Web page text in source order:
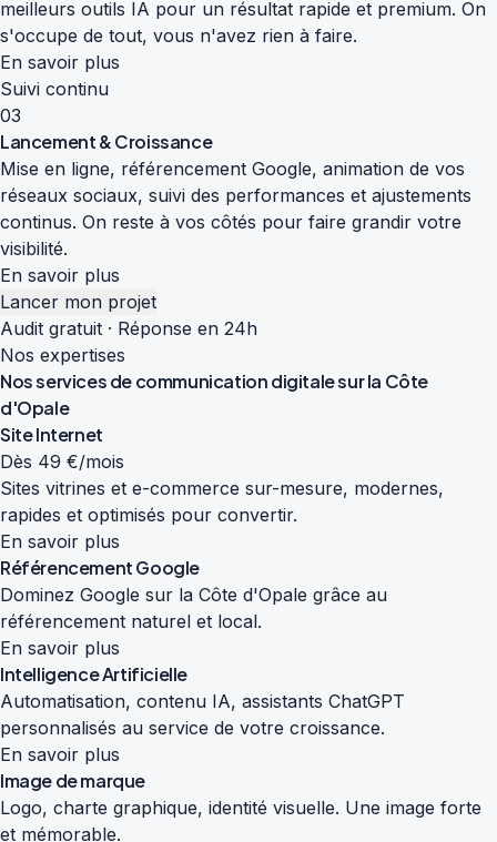
meilleurs outils IA pour un résultat rapide et premium. On
s'occupe de tout, vous n'avez rien à faire.
En savoir plus
Suivi continu
03
Lancement & Croissance
Mise en ligne, référencement Google, animation de vos
réseaux sociaux, suivi des performances et ajustements
continus. On reste à vos côtés pour faire grandir votre
visibilité.
En savoir plus
Lancer mon projet
Audit gratuit · Réponse en 24h
Nos expertises
Nos services decommunication digitalesur la Côte
d'Opale
Site Internet
Dès 49 €/mois
Sites vitrines et e-commerce sur-mesure, modernes,
rapides et optimisés pour convertir.
En savoir plus
Référencement Google
Dominez Google sur la Côte d'Opale grâce au
référencement naturel et local.
En savoir plus
Intelligence Artificielle
Automatisation, contenu IA, assistants ChatGPT
personnalisés au service de votre croissance.
En savoir plus
Image de marque
Logo, charte graphique, identité visuelle. Une image forte
et mémorable.